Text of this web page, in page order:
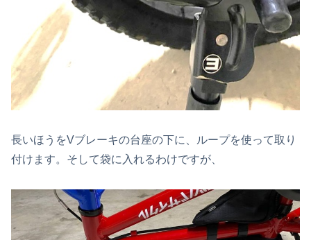
長いほうをVブレーキの台座の下に、ループを使って取り
付けます。そして袋に入れるわけですが、